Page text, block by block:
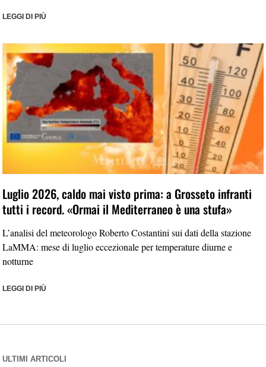
LEGGI DI PIÙ
Luglio 2026, caldo mai visto prima: a Grosseto infranti
tutti i record. «Ormai il Mediterraneo è una stufa»
L’analisi del meteorologo Roberto Costantini sui dati della stazione
LaMMA: mese di luglio eccezionale per temperature diurne e
notturne
LEGGI DI PIÙ
ULTIMI ARTICOLI